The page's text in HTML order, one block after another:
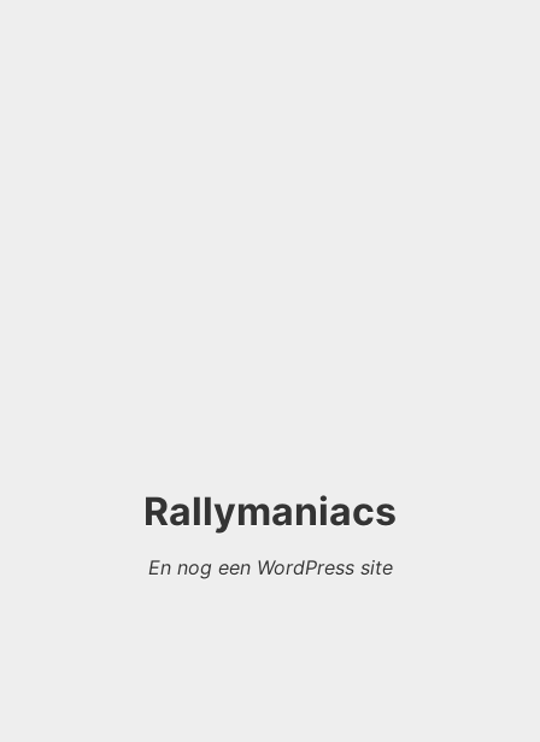
Rallymaniacs
En nog een WordPress site